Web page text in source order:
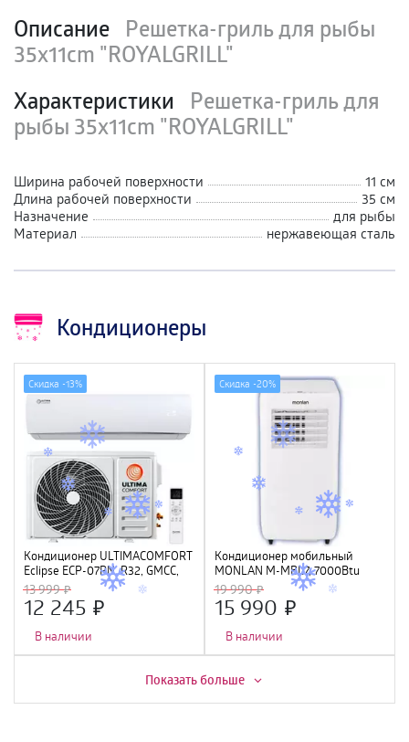
Описание Решетка-гриль для рыбы
35х11cm "ROYALGRILL"
Характеристики
Решетка-гриль для
рыбы 35х11cm "ROYALGRILL"
Ширина рабочей поверхности
11 см
Длина рабочей поверхности
35 см
Назначение
для рыбы
Материал
нержавеющая сталь
Кондиционеры
Кондиционер ULTIMACOMFORT
Eclipse ECP-07PN, R32, GMCC,
Wi-Fi Ready
13 999
12 245
В наличии
Скидка -13%
Кондиционер мобильный
MONLAN M-MBL7, 7000Btu
19 990
15 990
В наличии
Скидка -20%
Скидка - 7%
Показать больше